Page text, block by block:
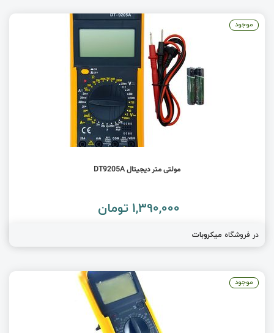
مولتی متر دیجیتال DT9205A
1,390,000 تومان
در فروشگاه میکروبات
موجود
موجود